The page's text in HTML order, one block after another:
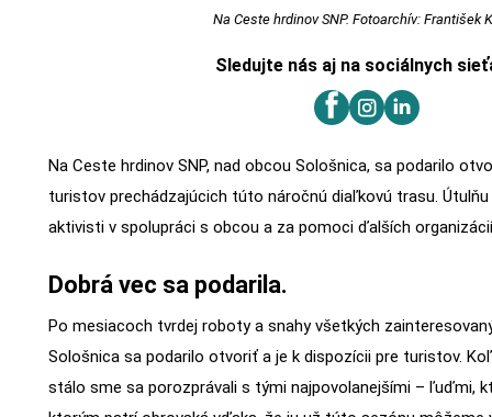
Na Ceste hrdinov SNP. Fotoarchív: František
Sledujte nás aj na sociálnych
Na Ceste hrdinov SNP, nad obcou Sološnica, sa podarilo
turistov prechádzajúcich túto náročnú diaľkovú trasu.
aktivisti v spolupráci s obcou a za pomoci ďalších
Dobrá vec sa podarila.
Po mesiacoch tvrdej roboty a snahy všetkých
Sološnica sa podarilo otvoriť a je k dispozícii pre turistov.
stálo sme sa porozprávali s tými najpovolanejšími – ľuďmi,